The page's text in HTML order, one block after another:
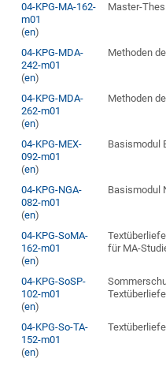
04-KPG-MA-162-
m01
(en)
Master-
04-KPG-MDA-
242-m01
(en)
Methoden
04-KPG-MDA-
262-m01
(en)
Methoden
04-KPG-MEX-
092-m01
(en)
Basismodul
04-KPG-NGA-
082-m01
(en)
Basismodul
04-KPG-SoMA-
162-m01
(en)
für MA-
04-KPG-SoSP-
102-m01
(en)
04-KPG-So-TA-
152-m01
(en)